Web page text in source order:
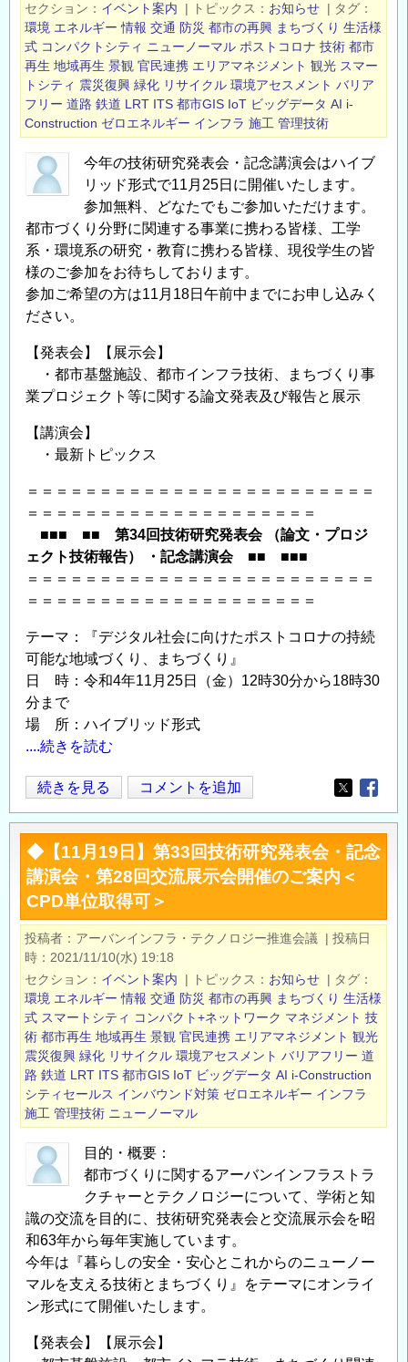
研
究
発
表
会・
第
30
回
流
展
示
会
開
の
内
＜
得
の
セクション
イベント案内 | トピックス お知らせ | タグ
環境 エネルギー 情報 交通 防災 都市の再興 まちづくり 生活様
式 コンパクトシティ ニューノーマル ポストコロナ 技術 都市
再生 地域再生 景観 官民連携 エリアマネジメント 観光 スマー
トシティ 震災復興 緑化 リサイクル 環境アセスメント バリア
フリー 道路 鉄道 LRT ITS 都市GIS IoT ビッグデータ AI i-
Construction ゼロエネルギー インフラ 施工 管理技術
今年の技術研究発表会・記念講演会はハイブ
リッド形式で11月25日に開催いたします。
参加無料、どなたでもご参加いただけます。
都市づくり分野に関連する事業に携わる皆様、工学
系・環境系の研究・教育に携わる皆様、現役学生の皆
様のご参加をお待ちしております。
参加ご希望の方は11月18日午前中までにお申し込みく
ださい。
【発表会】【展示会】
・都市基盤施設、都市インフラ技術、まちづくり事
業プロジェクト等に関する論文発表及び報告と展示
【講演会】
・最新トピックス
＝＝＝＝＝＝＝＝＝＝＝＝＝＝＝＝＝＝＝＝＝＝＝＝
＝＝＝＝＝＝＝＝＝＝＝＝＝＝＝＝＝＝＝＝
■■■ ■■ 第34回技術研究発表会 （論文・プロジ
ェクト技術報告） ・記念講演会 ■■ ■■■
＝＝＝＝＝＝＝＝＝＝＝＝＝＝＝＝＝＝＝＝＝＝＝＝
＝＝＝＝＝＝＝＝＝＝＝＝＝＝＝＝＝＝＝＝
テーマ：『デジタル社会に向けたポストコロナの持続
可能な地域づくり、まちづくり』
日 時：令和4年11月25日（金）12時30分から18時30
分まで
場 所：ハイブリッド形式
....続きを読む
◆【11
月
25
日】
第
34
回
技
研
究
発
表
会・
記
念
講
演
第
29
回
交
流
展
示
続きを見る コメントを追加
Opens in
◆【11月19日】第33回技術研究発表会・記念
講演会・第28回交流展示会開催のご案内＜
CPD単位取得可＞
投稿者 アーバンインフラ・テクノロジー推進会議 | 投稿日
時
2021/11/10(水) 19:18
セクション
イベント案内 | トピックス お知らせ | タグ
環境 エネルギー 情報 交通 防災 都市の再興 まちづくり 生活様
式 スマートシティ コンパクト+ネットワーク マネジメント 技
術 都市再生 地域再生 景観 官民連携 エリアマネジメント 観光
震災復興 緑化 リサイクル 環境アセスメント バリアフリー 道
路 鉄道 LRT ITS 都市GIS IoT ビッグデータ AI i-Construction
シティセールス インバウンド対策 ゼロエネルギー インフラ
施工 管理技術 ニューノーマル
目的・概要：
都市づくりに関するアーバンインフラストラ
クチャーとテクノロジーについて、学術と知
識の交流を目的に、技術研究発表会と交流展示会を昭
和63年から毎年実施しています。
今年は『暮らしの安全・安心とこれからのニューノー
マルを支える技術とまちづくり』をテーマにオンライ
ン形式にて開催いたします。
【発表会】【展示会】